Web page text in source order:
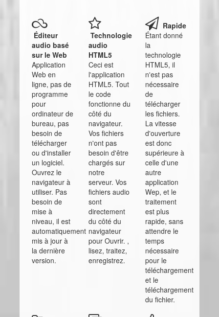
Éditeur
audio basé
sur le Web
Application
Web en
ligne, pas de
programme
pour
ordinateur de
bureau, pas
besoin de
télécharger
ou d'installer
un logiciel.
Ouvrez le
navigateur à
utiliser. Pas
besoin de
mise à
niveau, il est
automatiquement
mis à jour à
la dernière
version.
Technologie
audio
HTML5
Ceci est
l'application
HTML5. Tout
le code
fonctionne du
côté du
navigateur.
Vos fichiers
n'ont pas
besoin d'être
chargés sur
notre
serveur. Vos
fichiers audio
sont
directement
du côté du
navigateur
pour Ouvrir. ,
lisez, traitez,
enregistrez.
Rapide
Étant donné
la
technologie
HTML5, il
n'est pas
nécessaire
de
télécharger
les fichiers.
La vitesse
d'ouverture
est donc
supérieure à
celle d'une
autre
application
Wep, et le
traitement
est plus
rapide, sans
attendre le
temps
nécessaire
pour le
téléchargement
et le
téléchargement
du fichier.